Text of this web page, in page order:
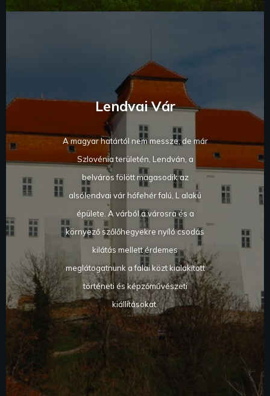
Lendvai Vár
A magyar határtól nem messze, de már
Szlovénia területén, Lendván, a
belváros fölött magasodik az
alsólendvai vár hófehér falú, L alakú
épülete. A várból a városra és a
környező szőlőhegyekre nyíló csodás
kilátás mellett érdemes
meglátogatnunk a falai közt kialakított
történeti és képzőművészeti
kiállításokat.